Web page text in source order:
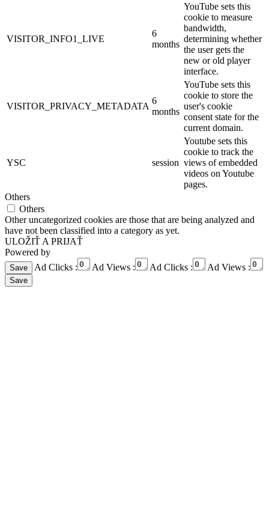
VISITOR_INFO1_LIVE
6
months
YouTube sets this
cookie to measure
bandwidth,
determining whether
the user gets the
new or old player
interface.
VISITOR_PRIVACY_METADATA
6
months
YouTube sets this
cookie to store the
user's cookie
consent state for the
current domain.
YSC session
Youtube sets this
cookie to track the
views of embedded
videos on Youtube
pages.
Others
Others
Other uncategorized cookies are those that are being analyzed and
have not been classified into a category as yet.
ULOŽIŤ A PRIJAŤ
Powered by
Ad Clicks :
Ad Views : Ad Clicks : Ad Views :